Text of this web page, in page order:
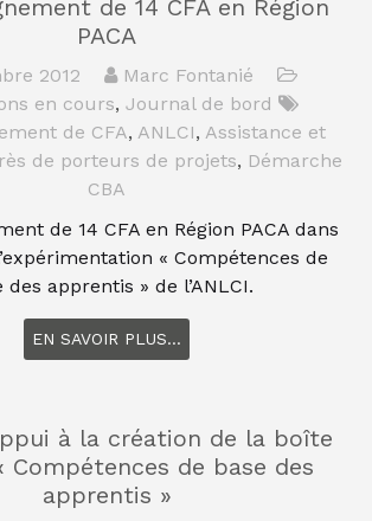
de 14 CFA en Région
PACA
2012
Marc Fontanié
en cours, Journal de bord
de CFA, ANLCI, Assistance et
de porteurs de projets, Démarche
CBA
de 14 CFA en Région PACA dans
« Compétences de
des apprentis » de l’ANLCI.
EN SAVOIR PLUS...
à la création de la boîte
Compétences de base des
apprentis »